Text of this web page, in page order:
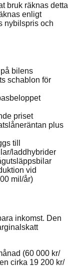
bruk räknas detta
enligt
nybilspris och
bilens
schablon för
priset
plus
till
laddhybrider
vid
mil/år)
inkomst. Den
(60 000 kr/
cirka 19 200 kr/